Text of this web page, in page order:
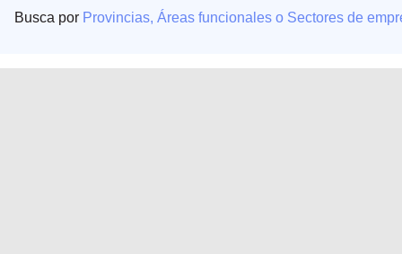
Busca por Provincias, Áreas funcionales o Sectores de